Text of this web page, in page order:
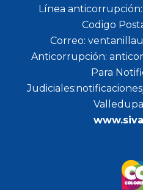
Línea
Codigo
Correo:
Anticorrupción:
Para